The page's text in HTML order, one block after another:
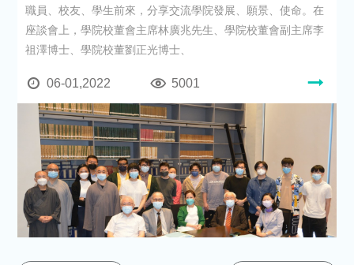
職員、校友、學生前來，分享交流學院發展、願景、使命。在
座談會上，學院校董會主席林廣兆先生、學院校董會副主席李
祖澤博士、學院校董劉正光博士、
06-01,2022 5001